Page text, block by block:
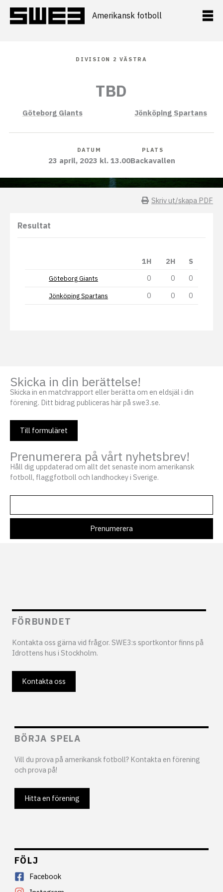
innehåll
Amerikansk fotboll
DIVISION 2 VÄSTRA
Göteborg Giants
TBD
Jönköping Spartans
DATUM
23 april, 2023 kl. 13.00
PLATS
Backavallen
Skriv ut/skapa PDF
Resultat
1H 2H S
Göteborg Giants 0 0 0
Jönköping Spartans 0 0 0
Skicka in din berättelse!
Skicka in en matchrapport eller berätta om en eldsjäl i din
förening. Ditt bidrag publiceras här på swe3.se.
Till formuläret
Prenumerera på vårt nyhetsbrev!
Håll dig uppdaterad om allt det senaste inom amerikansk
fotboll, flaggfotboll och landhockey i Sverige.
FÖRBUNDET
Kontakta oss gärna vid frågor. SWE3:s sportkontor finns på
Idrottens hus i Stockholm.
Kontakta oss
BÖRJA SPELA
Vill du prova på amerikansk fotboll? Kontakta en förening
och prova på!
Hitta en förening
FÖLJ
Facebook